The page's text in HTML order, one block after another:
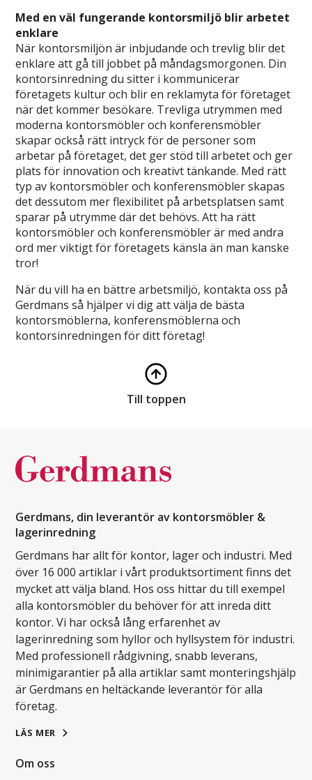
Med en väl fungerande kontorsmiljö blir arbetet
enklare
När kontorsmiljön är inbjudande och trevlig blir det
enklare att gå till jobbet på måndagsmorgonen. Din
kontorsinredning du sitter i kommunicerar
företagets kultur och blir en reklamyta för företaget
när det kommer besökare. Trevliga utrymmen med
moderna kontorsmöbler och konferensmöbler
skapar också rätt intryck för de personer som
arbetar på företaget, det ger stöd till arbetet och ger
plats för innovation och kreativt tänkande. Med rätt
typ av kontorsmöbler och konferensmöbler skapas
det dessutom mer flexibilitet på arbetsplatsen samt
sparar på utrymme där det behövs. Att ha rätt
kontorsmöbler och konferensmöbler är med andra
ord mer viktigt för företagets känsla än man kanske
tror!
När du vill ha en bättre arbetsmiljö, kontakta oss på
Gerdmans så hjälper vi dig att välja de bästa
kontorsmöblerna, konferensmöblerna och
kontorsinredningen för ditt företag!
Till toppen
Gerdmans, din leverantör av kontorsmöbler &
lagerinredning
Gerdmans har allt för kontor, lager och industri. Med
över 16 000 artiklar i vårt produktsortiment finns det
mycket att välja bland. Hos oss hittar du till exempel
alla kontorsmöbler du behöver för att inreda ditt
kontor. Vi har också lång erfarenhet av
lagerinredning som hyllor och hyllsystem för industri.
Med professionell rådgivning, snabb leverans,
minimigarantier på alla artiklar samt monteringshjälp
är Gerdmans en heltäckande leverantör för alla
företag.
LÄS MER
Om oss